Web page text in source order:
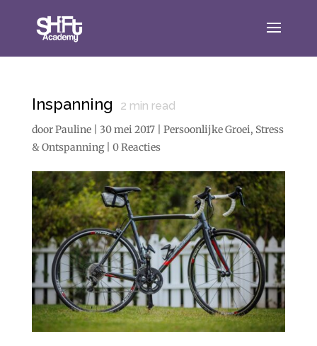
Inspanning 2 min read
doorPauline| 30 mei 2017| Persoonlijke Groei, Stress
& Ontspanning| 0 Reacties